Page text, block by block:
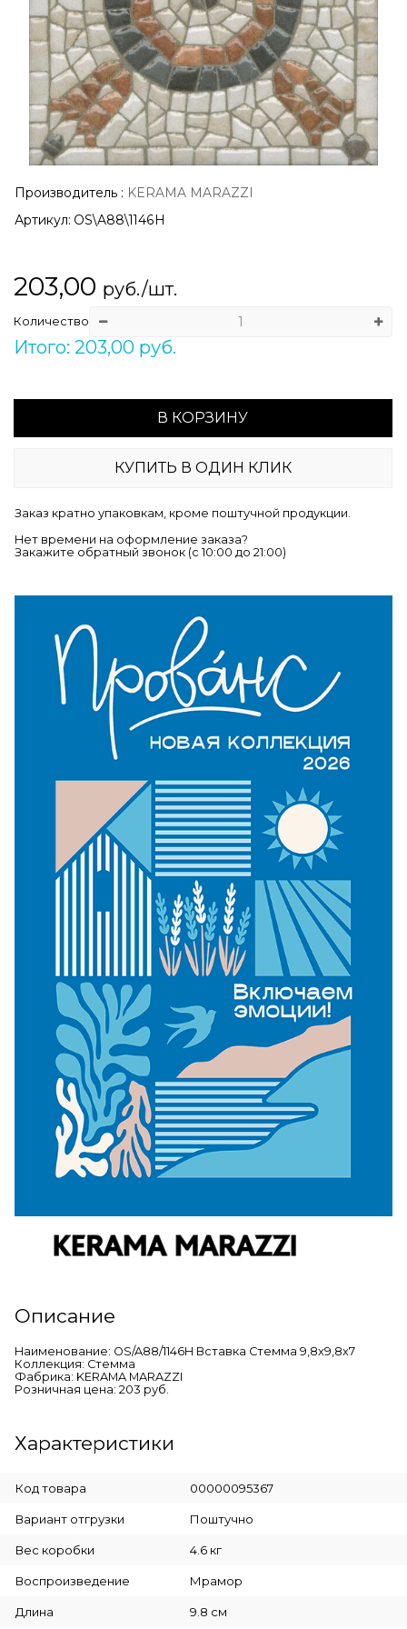
Производитель : KERAMA MARAZZI
Артикул: OS\A88\1146H
203,00 руб./шт.
Количество
Итого: 203,00 руб.
В КОРЗИНУ
КУПИТЬ В ОДИН КЛИК
Заказ кратно упаковкам, кроме поштучной продукции.
Нет времени на оформление заказа?
Закажите обратный звонок (c 10:00 до 21:00)
Описание
Наименование: OS/A88/1146H Вставка Стемма 9,8x9,8x7
Коллекция: Стемма
Фабрика: KERAMA MARAZZI
Розничная цена: 203 руб.
Характеристики
Код товара 00000095367
Вариант отгрузки Поштучно
Вес коробки 4.6 кг
Воспроизведение Мрамор
Длина 9.8 см